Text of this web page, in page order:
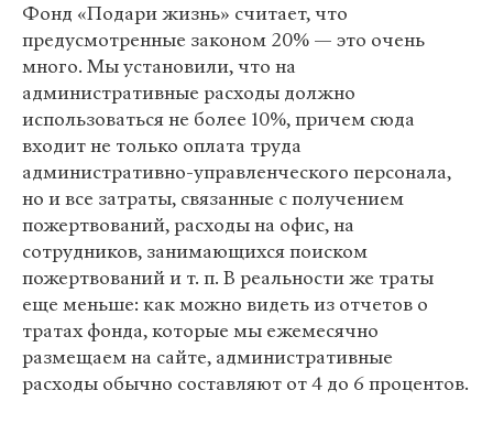
Фонд «Подари жизнь» считает, что
предусмотренные законом 20% — это очень
много. Мы установили, что на
административные расходы должно
использоваться не более 10%, причем сюда
входит не только оплата труда
административно-управленческого персонала,
но и все затраты, связанные с получением
пожертвований, расходы на офис, на
сотрудников, занимающихся поиском
пожертвований и т. п. В реальности же траты
еще меньше: как можно видеть из отчетов о
тратах фонда, которые мы ежемесячно
размещаем на сайте, административные
расходы обычно составляют от 4 до 6 процентов.